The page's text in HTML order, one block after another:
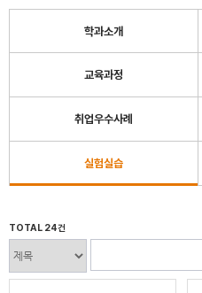
학과소개
교육과정
취업우수사례
실험실습
TOTAL 24건